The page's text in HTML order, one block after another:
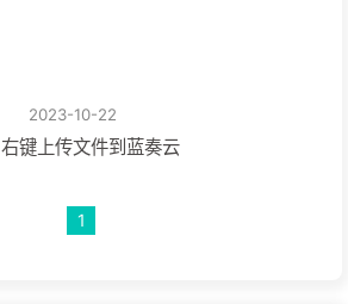
2023-10-22
右键上传文件到蓝奏云
1